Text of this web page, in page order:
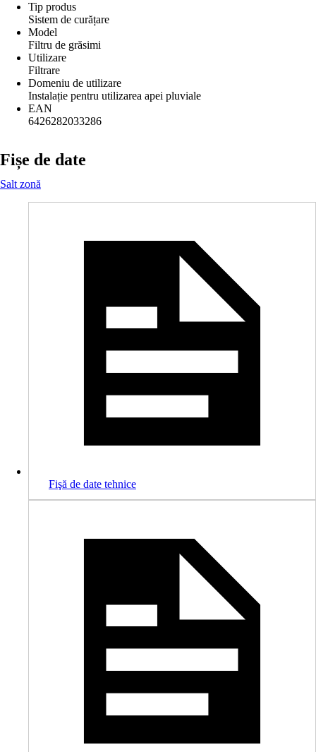
Tip produs
Sistem de curățare
Model
Filtru de grăsimi
Utilizare
Filtrare
Domeniu de utilizare
Instalație pentru utilizarea apei pluviale
EAN
6426282033286
Fișe de date
Salt zonă
Fişă de date tehnice